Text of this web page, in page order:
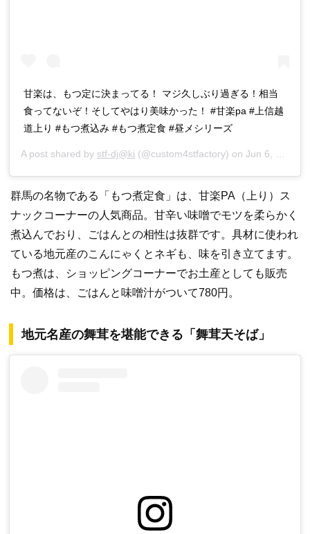
甘楽は、もつ定に決まってる！ マジ久しぶり過ぎる！相当
食ってないぞ！そしてやはり美味かった！ #甘楽pa #上信越
道上り #もつ煮込み #もつ煮定食 #昼メシリーズ
A post shared by stf-dj@ki (@custom4stfactory) on Jun 6, 2017 at 8:55pm PDT
群馬の名物である「もつ煮定食」は、甘楽PA（上り）ス
ナックコーナーの人気商品。甘辛い味噌でモツを柔らかく
煮込んでおり、ごはんとの相性は抜群です。具材に使われ
ている地元産のこんにゃくとネギも、味を引き立てます。
もつ煮は、ショッピングコーナーでお土産としても販売
中。価格は、ごはんと味噌汁がついて780円。
地元名産の舞茸を堪能できる「舞茸天そば」